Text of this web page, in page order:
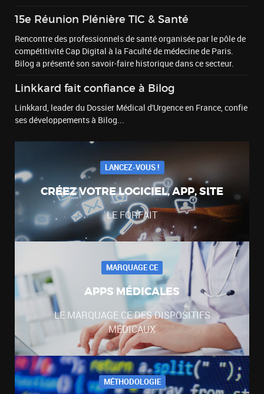
15e Réunion Plénière TIC & Santé
Rencontre des professionnels de santé organisée par le pôle de
compétitivité Cap Digital à la Faculté de médecine de Paris.
Bilog a présenté son savoir-faire historique dans ce secteur.
Linkkard fait confiance à Bilog
Linkkard, leader du Dossier Médical d'Urgence en France, confie
ses développements à Bilog...
LANCEZ-VOUS !
CRÉEZ VOTRE LOGICIEL, APP, SITE
LE FORFAIT
MARQUAGE CE
APPS MÉDICALES
LE MARQUAGE CE DES DISPOSITIFS
MÉDICAUX
MÉTHODOLOGIE